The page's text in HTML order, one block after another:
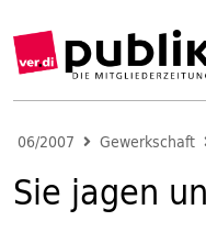
06/2007 Gewerkschaft
Sie jagen